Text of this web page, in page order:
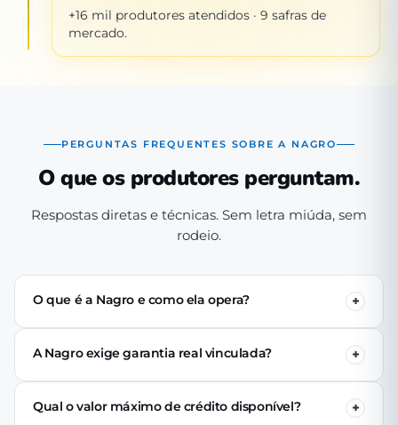
+16 mil produtores atendidos · 9 safras de
mercado.
PERGUNTAS FREQUENTES SOBRE A NAGRO
O que os produtores perguntam.
Respostas diretas e técnicas. Sem letra miúda, sem
rodeio.
O que é a Nagro e como ela opera?
A Nagro é uma Sociedade de Crédito Direto (SCD)
autorizada pelo Banco Central, especializada em crédito
se cadastra pelo app, passa pela análise técnica de perfil
produtivo e (se aprovado) recebe o crédito via PIX em até
A Nagro exige garantia real vinculada?
Não. Nenhuma linha de crédito da Nagro exige penhor
de terra, rebanho ou maquinário. A análise é baseada no
perfil produtivo do tomador — histórico, capacidade de
Qual o valor máximo de crédito disponível?